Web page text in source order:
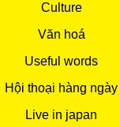
Culture
Văn hoá
Useful words
Hội thoại hàng ngày
Live in japan